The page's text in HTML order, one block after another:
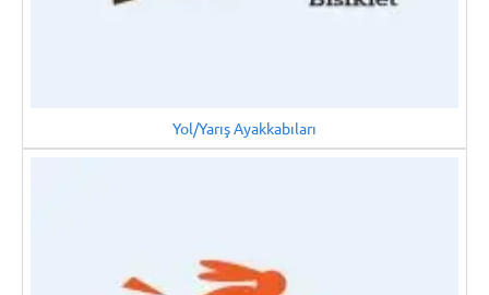
Yol/Yarış Ayakkabıları